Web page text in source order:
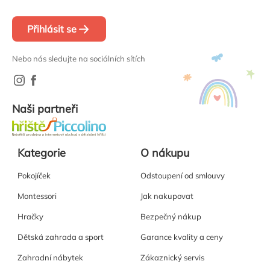
Přihlásit se
Nebo nás sledujte na sociálních sítích
Naši partneři
Kategorie
Pokojíček
Montessori
Hračky
Dětská zahrada a sport
Zahradní nábytek
O nákupu
Odstoupení od smlouvy
Jak nakupovat
Bezpečný nákup
Garance kvality a ceny
Zákaznický servis